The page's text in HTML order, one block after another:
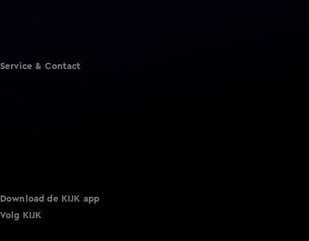
Service & Contact
Download de KIJK app
Volg KIJK